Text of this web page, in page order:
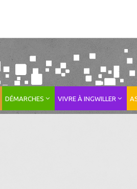
DÉMARCHES VIVRE À INGWILLER